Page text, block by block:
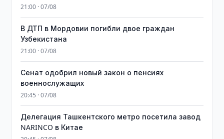
21:00 · 07/08
В ДТП в Мордовии погибли двое граждан
Узбекистана
21:00 · 07/08
Сенат одобрил новый закон о пенсиях
военнослужащих
20:45 · 07/08
Делегация Ташкентского метро посетила завод
NARINCO в Китае